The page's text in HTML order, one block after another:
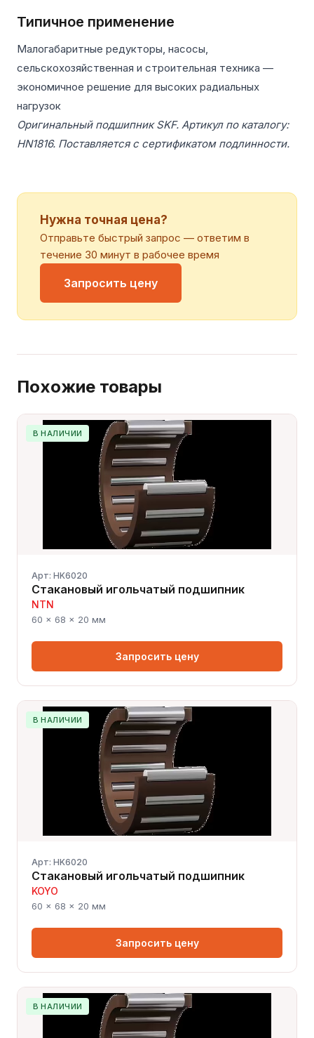
Типичное применение
Малогабаритные редукторы, насосы,
сельскохозяйственная и строительная техника —
экономичное решение для высоких радиальных
нагрузок
Оригинальный подшипник SKF. Артикул по каталогу:
HN1816. Поставляется с сертификатом подлинности.
Нужна точная цена?
Отправьте быстрый запрос — ответим в
течение 30 минут в рабочее время
Запросить цену
Похожие товары
В НАЛИЧИИ
Арт: HK6020
Стакановый игольчатый подшипник
NTN
60 × 68 × 20 мм
Запросить цену
В НАЛИЧИИ
Арт: HK6020
Стакановый игольчатый подшипник
KOYO
60 × 68 × 20 мм
Запросить цену
В НАЛИЧИИ